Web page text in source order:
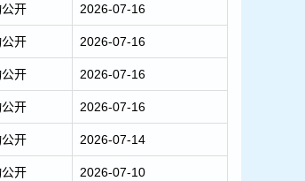
开 2026-07-16
开 2026-07-16
开 2026-07-16
开 2026-07-16
开 2026-07-14
开 2026-07-10